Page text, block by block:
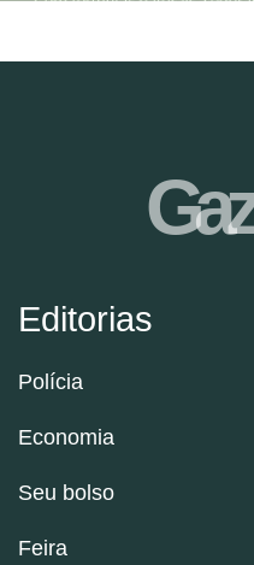
Editorias
Polícia
Economia
Seu bolso
Feira